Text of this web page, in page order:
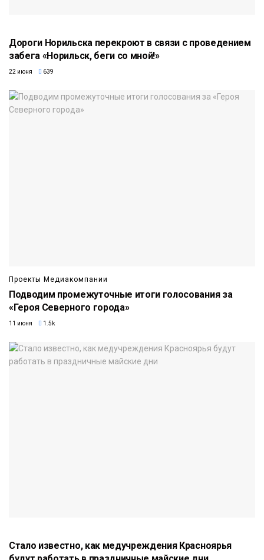
Дороги Норильска перекроют в связи с проведением
забега «Норильск, беги со мной!»
22 июня 639
Проекты Медиакомпании
Подводим промежуточные итоги голосования за
«Героя Северного города»
11 июня 1.5k
Стало известно, как медучреждения Красноярья